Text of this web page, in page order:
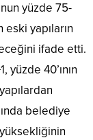
yüzde 75-
yapıların
ifade etti.
yüzde 40’ının
belediye